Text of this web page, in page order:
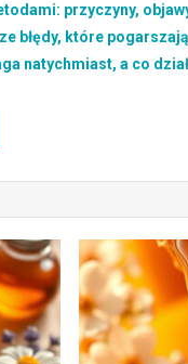
przyczyny,
błędy, które
natychmiast, a co